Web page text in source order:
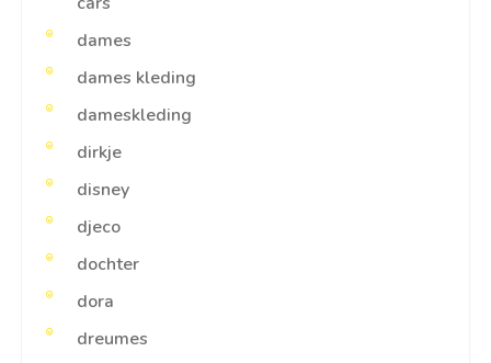
dames
dames kleding
dameskleding
dirkje
disney
djeco
dochter
dora
dreumes